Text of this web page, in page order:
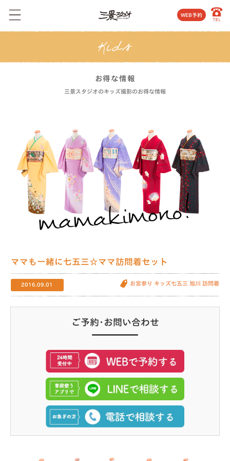
WEB予約
お得な情報
三景スタジオのキッズ撮影のお得な情報
ママも一緒に七五三☆ママ訪問着セット
2016.09.01 お宮参り キッズ七五三 旭川 訪問着
ご予約･お問い合わせ